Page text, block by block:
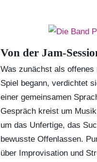
Von der Jam-
Was zunächst als
Spiel begann, verdichtet
einer gemeinsamen
Gespräch kreist um
um das Unfertige, das
bewusste Offenlassen.
über Improvisation und